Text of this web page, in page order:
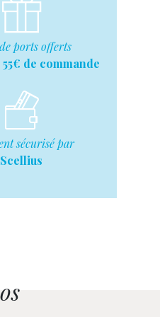
ports offerts
de commande
sécurisé par
Scellius